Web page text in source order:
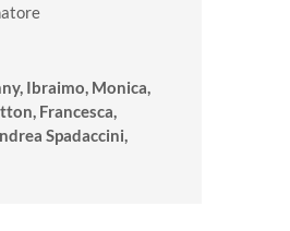
Ibraimo, Monica,
Francesca,
Spadaccini,